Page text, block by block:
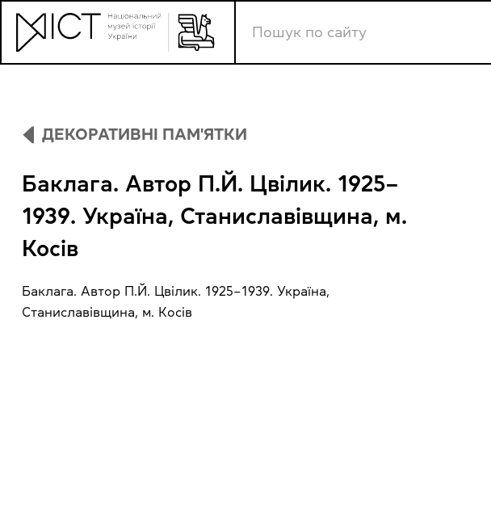
ДЕКОРАТИВНІ ПАМ'ЯТКИ
Баклага. Автор П.Й. Цвілик. 1925–
1939. Україна, Станиславівщина, м.
Косів
Баклага. Автор П.Й. Цвілик. 1925–1939. Україна,
Станиславівщина, м. Косів